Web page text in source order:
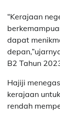
“Kerajaan
dapat
B2 Tahun
Hajiji
kerajaan
rendah